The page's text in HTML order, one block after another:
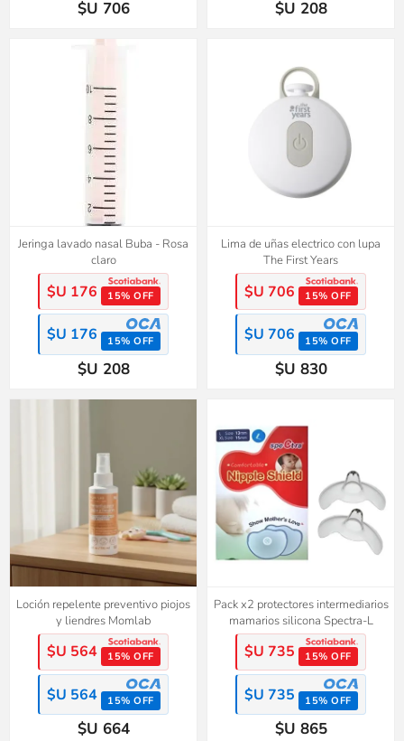
$U 706 $U 208
Jeringa lavado nasal Buba - Rosa
claro
$U 176 15% OFF
$U 176 15% OFF
$U 208
Lima de uñas electrico con lupa
The First Years
$U 706 15% OFF
$U 706 15% OFF
$U 830
Loción repelente preventivo piojos
y liendres Momlab
$U 564 15% OFF
$U 564 15% OFF
$U 664
Pack x2 protectores intermediarios
mamarios silicona Spectra-L
$U 735 15% OFF
$U 735 15% OFF
$U 865